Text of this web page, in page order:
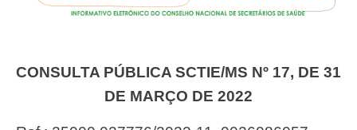
CONSULTA PÚBLICA SCTIE/MS Nº 17, DE 31
DE MARÇO DE 2022